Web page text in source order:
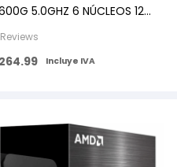
5.0GHZ 6 NÚCLEOS 12
Incluye IVA